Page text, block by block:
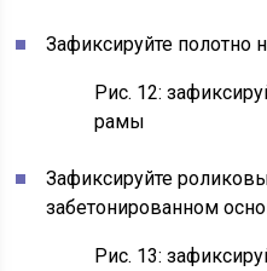
Зафиксируйте полотно
Рис. 12:
рамы
Зафиксируйте
забетонированном
Рис. 13: